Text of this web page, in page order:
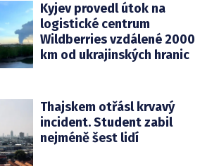
Kyjev provedl útok na
logistické centrum
Wildberries vzdálené 2000
km od ukrajinských hranic
Thajskem otřásl krvavý
incident. Student zabil
nejméně šest lidí